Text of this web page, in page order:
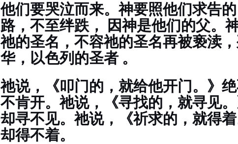
他们要哭泣而来。神要照他们求告
路，不至绊跌， 因神是他们的父。
祂的圣名，不容祂的圣名再被亵渎
华，以色列的圣者 。
祂说，《叩门的，就给他开门。》
不肯开。祂说，《寻找的，就寻见
却寻不见。祂说，《祈求的，就得
却得不着。